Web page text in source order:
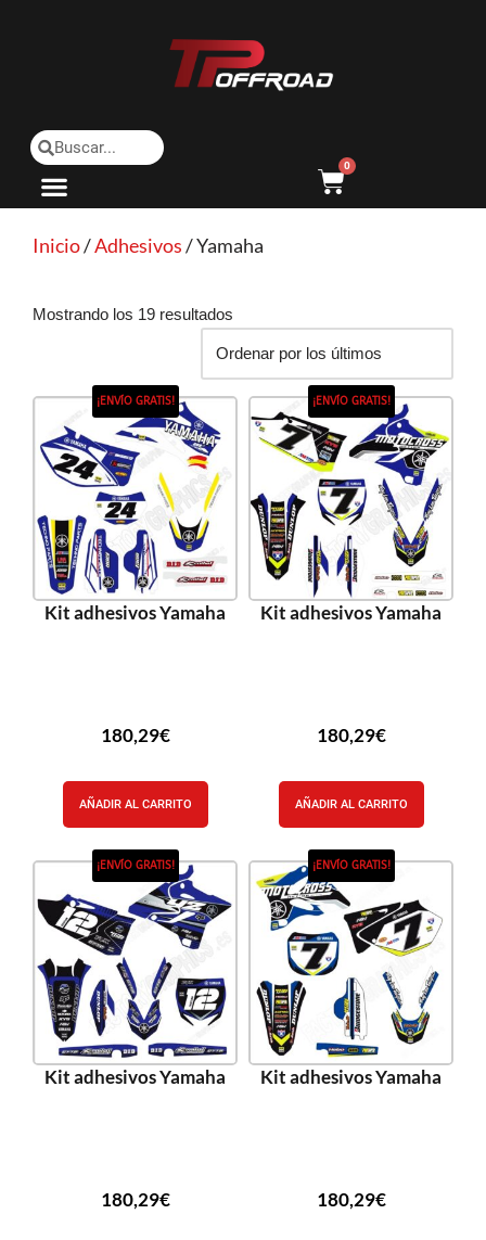
0
Inicio/Adhesivos/ Yamaha
Mostrando los 19 resultados
¡ENVÍO GRATIS!
Kit adhesivos Yamaha
180,29€
AÑADIR AL CARRITO
¡ENVÍO GRATIS!
Kit adhesivos Yamaha
180,29€
AÑADIR AL CARRITO
¡ENVÍO GRATIS!
Kit adhesivos Yamaha
180,29€
¡ENVÍO GRATIS!
Kit adhesivos Yamaha
180,29€